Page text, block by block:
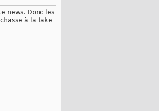
news. Donc les
à la fake